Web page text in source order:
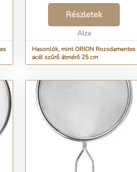
Részletek
Alza
Hasonlók, mint ORION Rozsdamentes
acél szűrő átmérő 25 cm